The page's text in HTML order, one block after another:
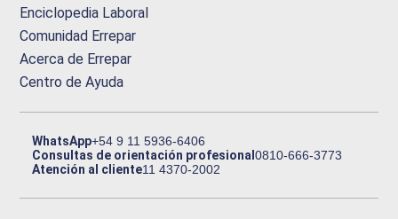
Enciclopedia Laboral
Comunidad Errepar
Acerca de Errepar
Centro de Ayuda
WhatsApp+54 9 11 5936-6406
Consultas de orientación profesional0810-666-3773
Atención al cliente11 4370-2002